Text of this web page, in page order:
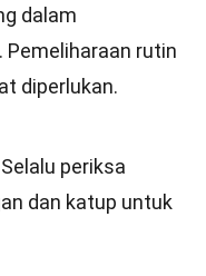
dalam
Pemeliharaan rutin
diperlukan.
Selalu periksa
dan katup untuk